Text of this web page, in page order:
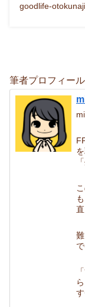
goodlife-
筆者プロフィール